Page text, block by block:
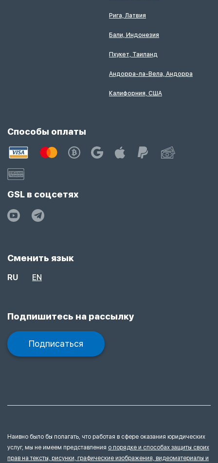
Рига, Латвия
Бали, Индонезия
Пхукет, Таиланд
Андорра-ла-Вела, Андорра
Калифорния, США
Способы оплаты
GSL в соцсетях
Сменить язык
RU EN
Подпишитесь на рассылку
Подписаться
Наивно было бы полагать, что работая в сфере оказания юридических
услуг, мы не имеем представления о порядке и способах защиты своих
прав на тексты, рисунки, графические изображения, видеоматериалы и